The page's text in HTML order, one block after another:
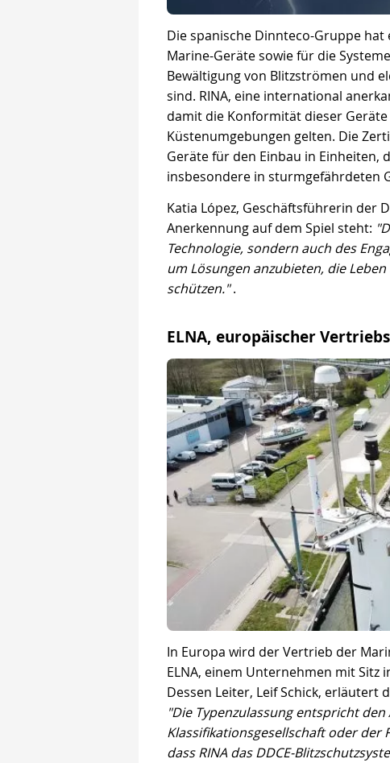
Die spanische Dinnteco-Gruppe hat
Marine-Geräte sowie für die
Bewältigung von Blitzströmen und
sind. RINA, eine international
damit die Konformität dieser
Küstenumgebungen gelten. Die
Geräte für den Einbau in Einheiten,
insbesondere in sturmgefährdeten
Katia López, Geschäftsführerin der
Anerkennung auf dem Spiel steht:
Technologie, sondern auch des
um Lösungen anzubieten, die
schützen.".
ELNA, europäischer
In Europa wird der Vertrieb der
ELNA, einem Unternehmen mit
Dessen Leiter, Leif Schick, erläutert
"Die Typenzulassung entspricht
Klassifikationsgesellschaft oder der
dass RINA das DDCE-